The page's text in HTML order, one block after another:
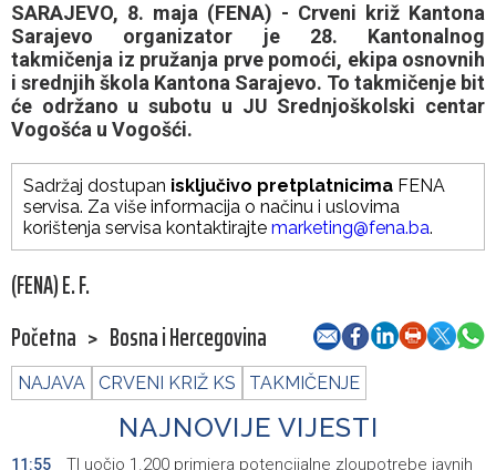
SARAJEVO, 8. maja (FENA) - Crveni križ Kantona
Sarajevo organizator je 28. Kantonalnog
takmičenja iz pružanja prve pomoći, ekipa osnovnih
i srednjih škola Kantona Sarajevo. To takmičenje bit
će održano u subotu u JU Srednjoškolski centar
Vogošća u Vogošći.
Sadržaj dostupan isključivo pretplatnicima FENA
servisa. Za više informacija o načinu i uslovima
korištenja servisa kontaktirajte marketing@fena.ba.
(FENA) E. F.
Početna > Bosna i Hercegovina
NAJAVA CRVENI KRIŽ KS TAKMIČENJE
NAJNOVIJE VIJESTI
11:55
TI uočio 1.200 primjera potencijalne zloupotrebe javnih